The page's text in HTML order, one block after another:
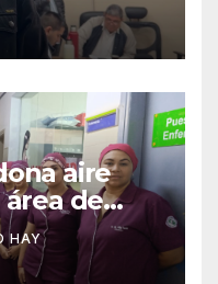
aire
de
de
HAY